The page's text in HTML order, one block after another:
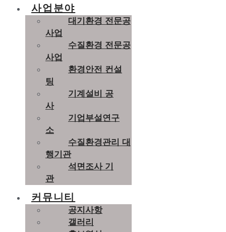
사업분야
대기환경 전문공
사업
수질환경 전문공
사업
환경안전 컨설
팅
기계설비 공
사
기업부설연구
소
수질환경관리 대
행기관
석면조사 기
관
커뮤니티
공지사항
갤러리